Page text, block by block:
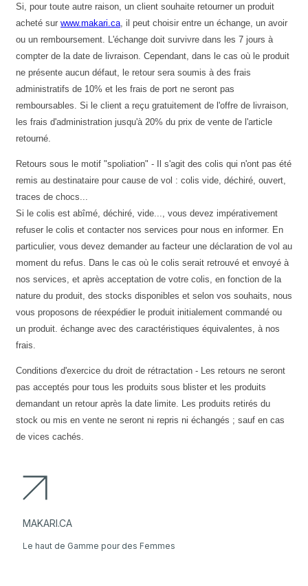
Si, pour toute autre raison, un client souhaite retourner un produit
acheté sur www.makari.ca , il peut choisir entre un échange, un avoir
ou un remboursement. L'échange doit survivre dans les 7 jours à
compter de la date de livraison. Cependant, dans le cas où le produit
ne présente aucun défaut, le retour sera soumis à des frais
administratifs de 10% et les frais de port ne seront pas
remboursables. Si le client a reçu gratuitement de l'offre de livraison,
les frais d'administration jusqu'à 20% du prix de vente de l'article
retourné.
Retours sous le motif "spoliation" - Il s'agit des colis qui n'ont pas été
remis au destinataire pour cause de vol : colis vide, déchiré, ouvert,
traces de chocs...
Si le colis est abîmé, déchiré, vide..., vous devez impérativement
refuser le colis et contacter nos services pour nous en informer. En
particulier, vous devez demander au facteur une déclaration de vol au
moment du refus. Dans le cas où le colis serait retrouvé et envoyé à
nos services, et après acceptation de votre colis, en fonction de la
nature du produit, des stocks disponibles et selon vos souhaits, nous
vous proposons de réexpédier le produit initialement commandé ou
un produit. échange avec des caractéristiques équivalentes, à nos
frais.
Conditions d'exercice du droit de rétractation - Les retours ne seront
pas acceptés pour tous les produits sous blister et les produits
demandant un retour après la date limite. Les produits retirés du
stock ou mis en vente ne seront ni repris ni échangés ; sauf en cas
de vices cachés.
MAKARI.CA
Le haut de Gamme pour des Femmes